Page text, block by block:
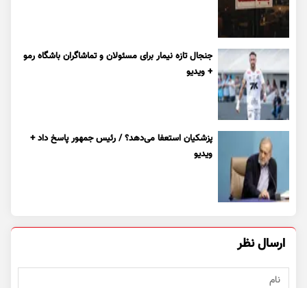
جنجال تازه نیمار برای مسئولان و تماشاگران باشگاه رمو
+ ویدیو
پزشکیان استعفا می‌دهد؟ / رئیس جمهور پاسخ داد +
ویدیو
ارسال نظر